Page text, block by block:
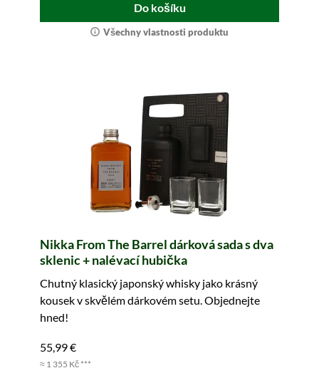
Do košíku
Všechny vlastnosti produktu
Nikka From The Barrel dárková sada s dva
sklenic + nalévací hubička
Chutný klasický japonský whisky jako krásný
kousek v skvělém dárkovém setu. Objednejte
hned!
55,99 €
≈ 1 355 Kč ***